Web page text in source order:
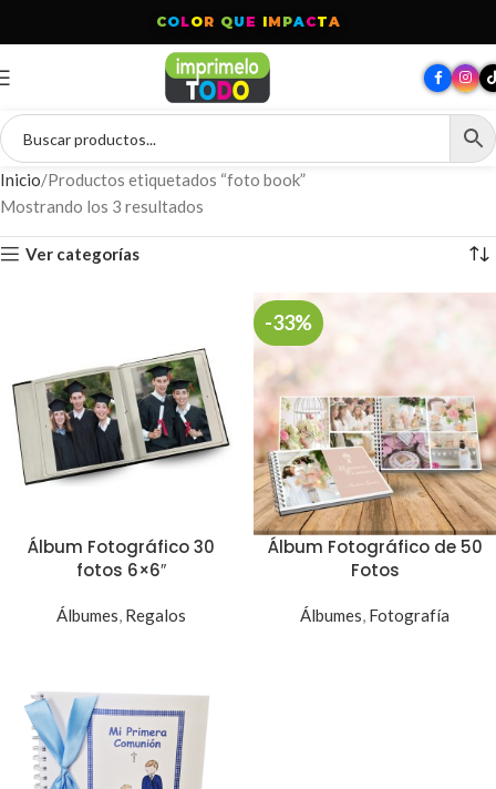
COLOR QU E IM PACTA
Inicio Productos etiquetados “foto book”
Mostrando los 3 resultados
Ver categorías
Álbum Fotográfico 30
fotos 6×6″
Álbumes, Regalos
-33%
Álbum Fotográfico de 50
Fotos
Álbumes, Fotografía